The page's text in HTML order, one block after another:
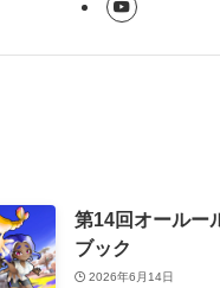
第14回オールー
ブック
2026年6月14日